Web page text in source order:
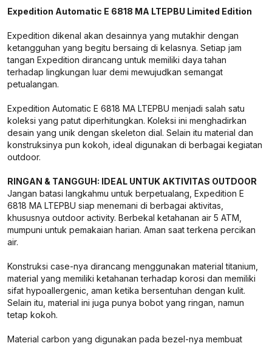
Expedition Automatic E 6818 MA LTEPBU Limited Edition
Expedition dikenal akan desainnya yang mutakhir dengan
ketangguhan yang begitu bersaing di kelasnya. Setiap jam
tangan Expedition dirancang untuk memiliki daya tahan
terhadap lingkungan luar demi mewujudkan semangat
petualangan.
Expedition Automatic E 6818 MA LTEPBU menjadi salah satu
koleksi yang patut diperhitungkan. Koleksi ini menghadirkan
desain yang unik dengan skeleton dial. Selain itu material dan
konstruksinya pun kokoh, ideal digunakan di berbagai kegiatan
outdoor.
RINGAN & TANGGUH: IDEAL UNTUK AKTIVITAS OUTDOOR
Jangan batasi langkahmu untuk berpetualang, Expedition E
6818 MA LTEPBU siap menemani di berbagai aktivitas,
khususnya outdoor activity. Berbekal ketahanan air 5 ATM,
mumpuni untuk pemakaian harian. Aman saat terkena percikan
air.
Konstruksi case-nya dirancang menggunakan material titanium,
material yang memiliki ketahanan terhadap korosi dan memiliki
sifat hypoallergenic, aman ketika bersentuhan dengan kulit.
Selain itu, material ini juga punya bobot yang ringan, namun
tetap kokoh.
Material carbon yang digunakan pada bezel-nya membuat